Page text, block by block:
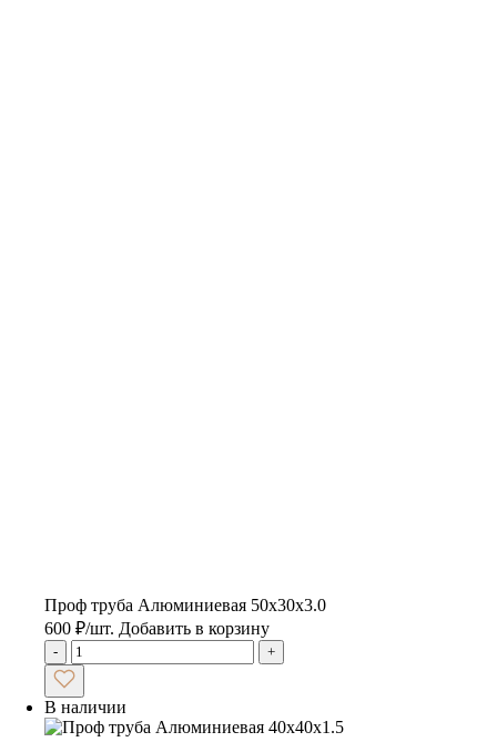
Проф труба Алюминиевая 50х30х3.0
600 ₽/шт. Добавить в корзину
- +
В наличии